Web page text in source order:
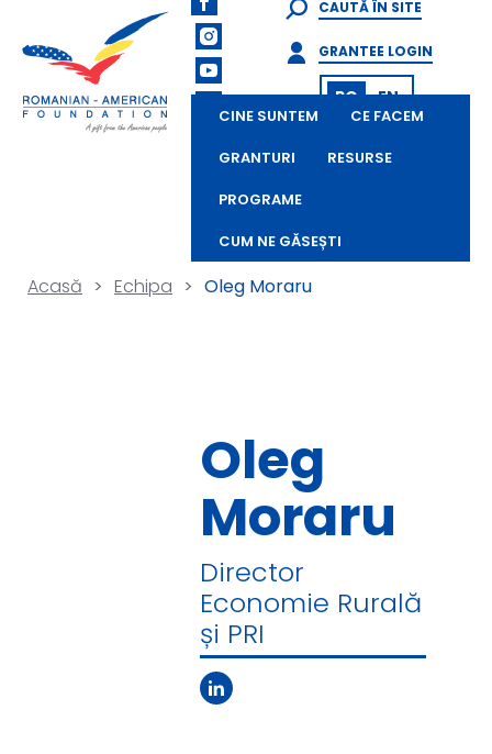
CAUTĂ ÎN SITE
GRANTEE LOGIN
RO EN
CINE SUNTEM
CE FACEM
GRANTURI
RESURSE
PROGRAME
CUM NE GĂSEȘTI
Acasă > Echipa > Oleg Moraru
Oleg
Moraru
Director
Economie Rurală
și PRI